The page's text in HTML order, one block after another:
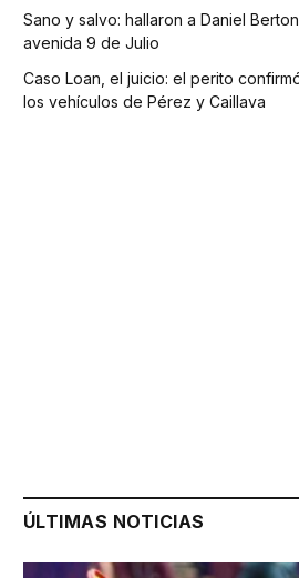
Sano y salvo: hallaron a Daniel
avenida 9 de Julio
Caso Loan, el juicio: el perito
los vehículos de Pérez y Caillava
ÚLTIMAS NOTICIAS